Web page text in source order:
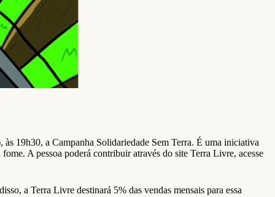
19h30, a Campanha Solidariedade Sem Terra. É uma iniciativa
A pessoa poderá contribuir através do site Terra Livre, acesse
a Terra Livre destinará 5% das vendas mensais para essa